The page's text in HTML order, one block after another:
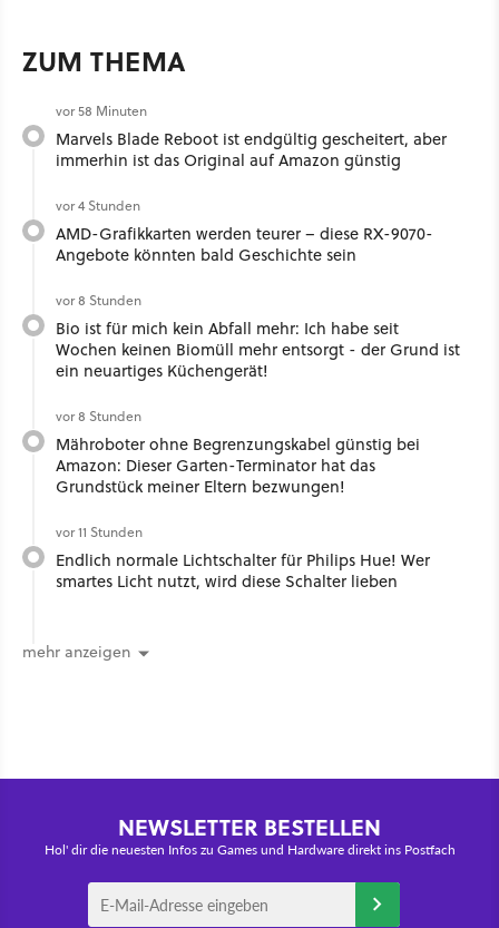
ZUM THEMA
vor 58 Minuten
Marvels Blade Reboot ist endgültig gescheitert, aber
immerhin ist das Original auf Amazon günstig
vor 4 Stunden
AMD-Grafikkarten werden teurer – diese RX-9070-
Angebote könnten bald Geschichte sein
vor 8 Stunden
Bio ist für mich kein Abfall mehr: Ich habe seit
Wochen keinen Biomüll mehr entsorgt - der Grund ist
ein neuartiges Küchengerät!
vor 8 Stunden
Mähroboter ohne Begrenzungskabel günstig bei
Amazon: Dieser Garten-Terminator hat das
Grundstück meiner Eltern bezwungen!
vor 11 Stunden
Endlich normale Lichtschalter für Philips Hue! Wer
smartes Licht nutzt, wird diese Schalter lieben
mehr anzeigen
NEWSLETTER BESTELLEN
Hol' dir die neuesten Infos zu Games und Hardware direkt ins Postfach